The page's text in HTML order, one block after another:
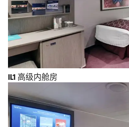
IL1 高级内舱房